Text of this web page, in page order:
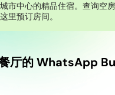
市中心的精品住宿。查询空
里预订房间。
厅的 WhatsApp